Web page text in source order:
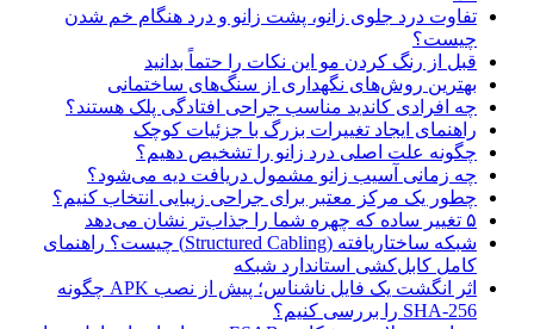
تفاوت درد جلوی زانو، پشت زانو و درد هنگام خم شدن
چیست؟
قبل از رنگ کردن مو این نکات را حتماً بدانید
بهترین روش‌های نگهداری از سنگ‌های ساختمانی
چه افرادی کاندید مناسب جراحی افتادگی پلک هستند؟
راهنمای ایجاد تغییرات بزرگ با جزئیات کوچک
چگونه علت اصلی درد زانو را تشخیص دهیم؟
چه زمانی آسیب زانو مشمول دریافت دیه می‌شود؟
چطور یک مرکز معتبر برای جراحی زیبایی انتخاب کنیم؟
۵ تغییر ساده که چهره شما را جذاب‌تر نشان می‌دهد
شبکه ساختاریافته (Structured Cabling) چیست؟ راهنمای
کامل کابل‌کشی استاندارد شبکه
اثر انگشت یک فایل ناشناس؛ پیش از نصب APK چگونه
SHA-256 را بررسی کنیم؟